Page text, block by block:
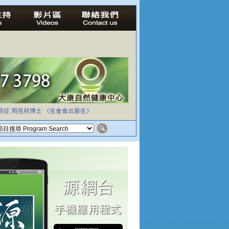
症 周兆祥博士 《生食食出新生》